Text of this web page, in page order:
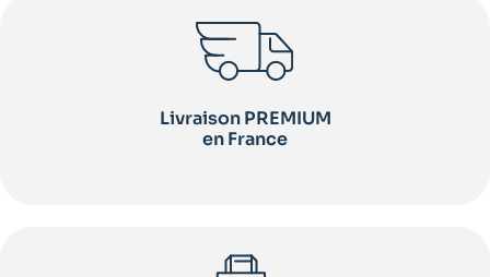
Livraison PREMIUM
en France